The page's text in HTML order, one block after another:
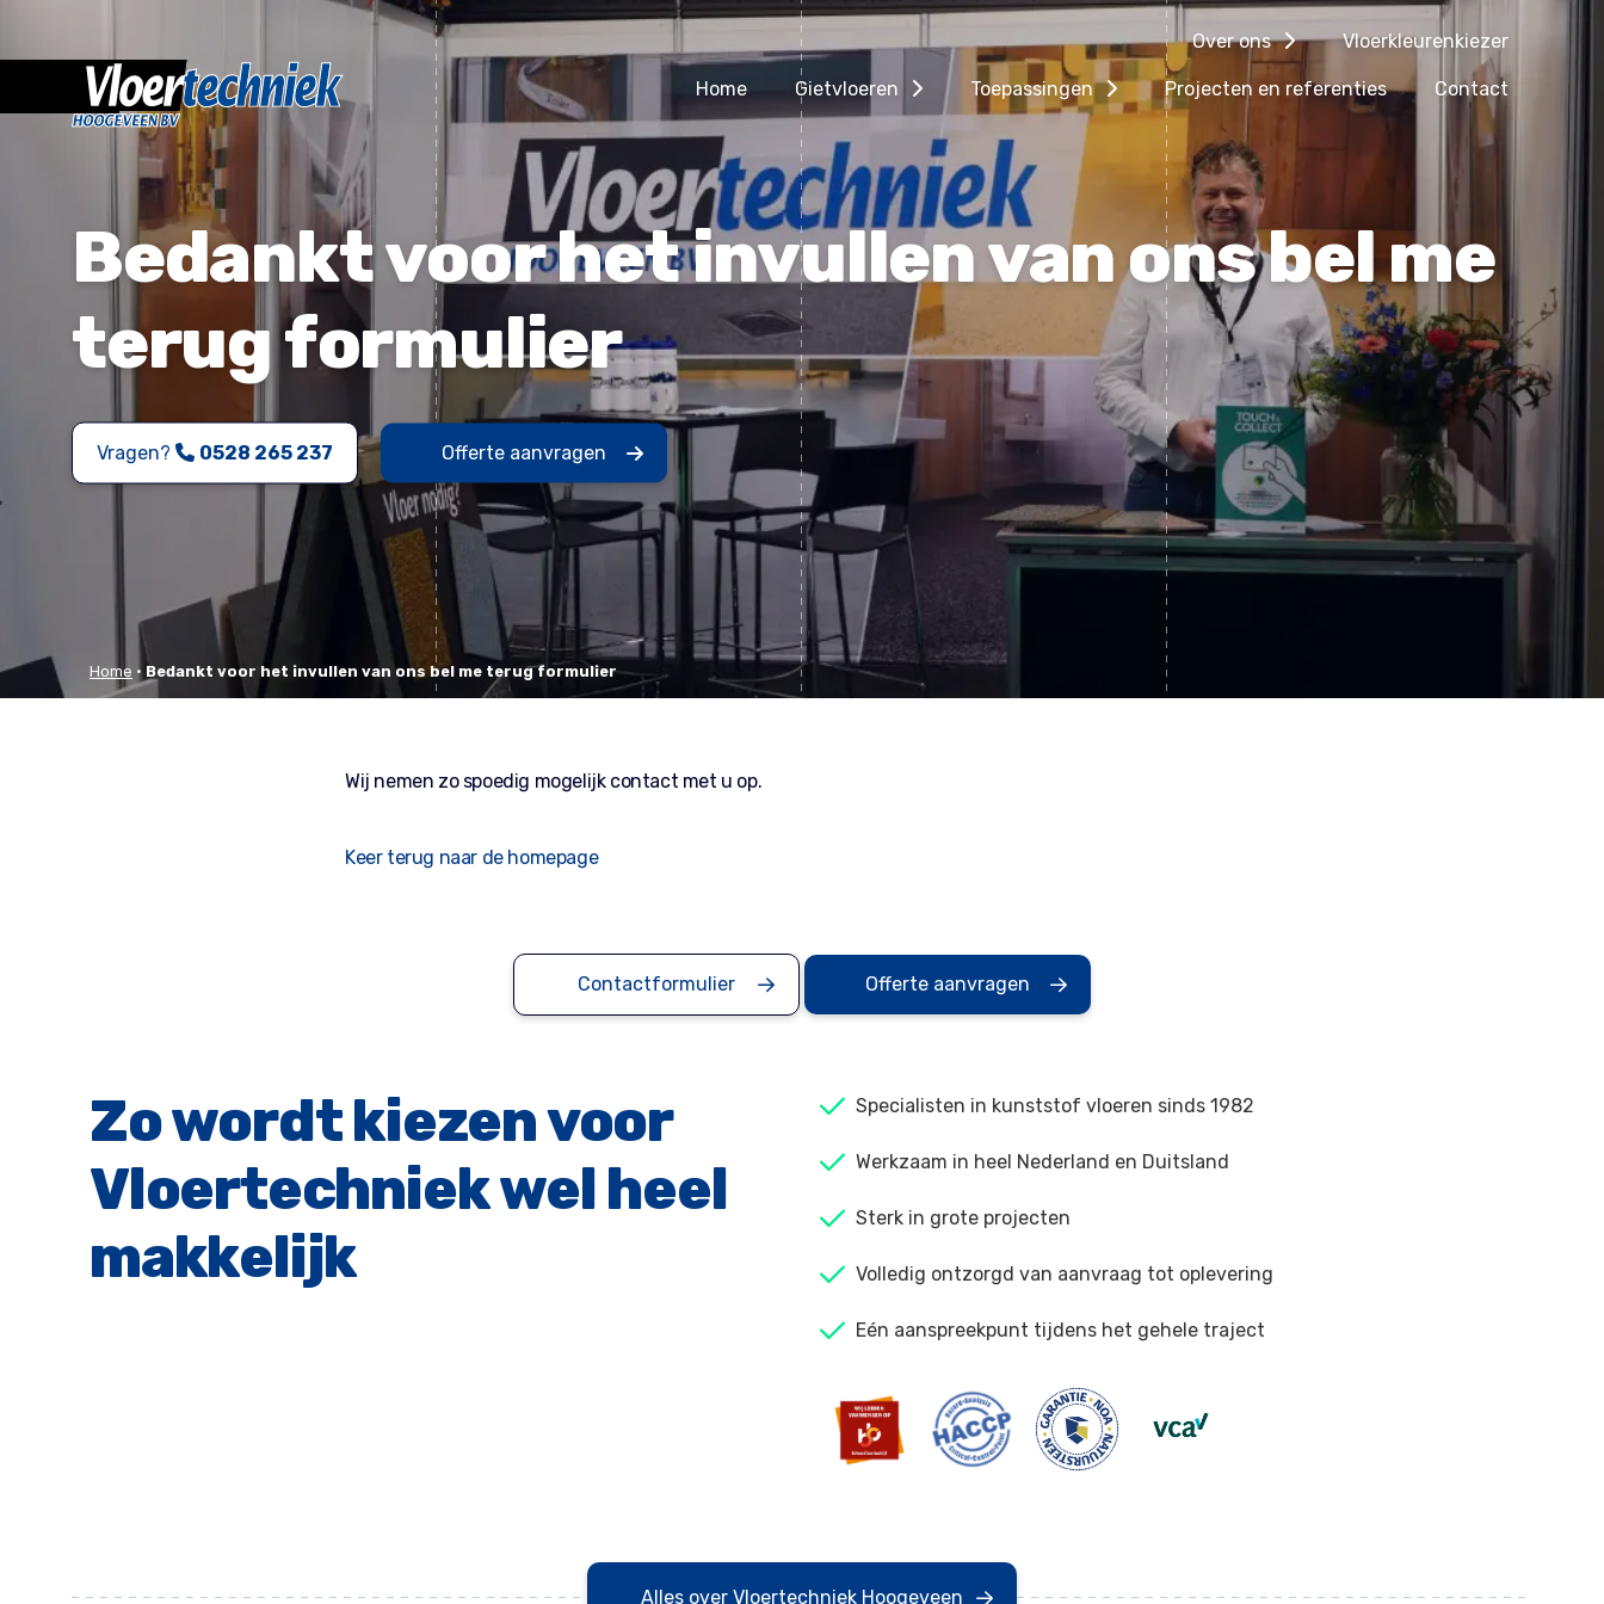
Over ons Vloerkleurenkiezer
Home Gietvloeren Toepassingen Projecten en referenties Contact
Bedankt voor het invullen van ons bel me
terug formulier
Vragen? 0528 265 237 Offerte aanvragen
Home • Bedankt voor het invullen van ons bel me terug formulier
Wij nemen zo spoedig mogelijk contact met u op.
Keer terug naar de homepage
Contactformulier Offerte aanvragen
Zo wordt kiezen voor
Vloertechniek wel heel
makkelijk
Specialisten in kunststof vloeren sinds 1982
Werkzaam in heel Nederland en Duitsland
Sterk in grote projecten
Volledig ontzorgd van aanvraag tot oplevering
Eén aanspreekpunt tijdens het gehele traject
Alles over Vloertechniek Hoogeveen